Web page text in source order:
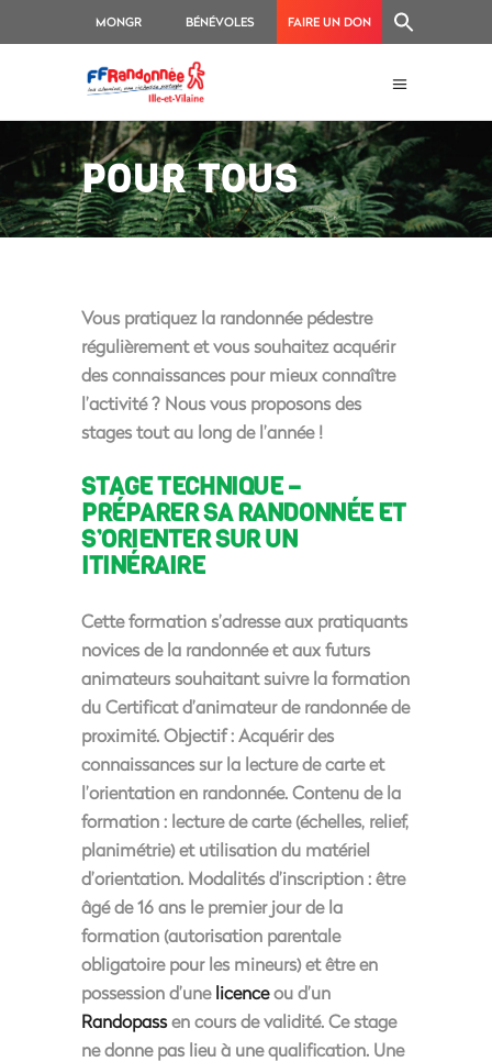
MONGR BÉNÉVOLES FAIRE UN DON
POUR TOUS
Vous pratiquez la randonnée pédestre
régulièrement et vous souhaitez acquérir
des connaissances pour mieux connaître
l’activité ? Nous vous proposons des
stages tout au long de l’année !
STAGE TECHNIQUE –
PRÉPARER SA RANDONNÉE ET
S’ORIENTER SUR UN
ITINÉRAIRE
Cette formation s’adresse aux pratiquants
novices de la randonnée et aux futurs
animateurs souhaitant suivre la formation
du Certificat d’animateur de randonnée de
proximité. Objectif : Acquérir des
connaissances sur la lecture de carte et
l’orientation en randonnée. Contenu de la
formation : lecture de carte (échelles, relief,
planimétrie) et utilisation du matériel
d’orientation. Modalités d’inscription : être
âgé de 16 ans le premier jour de la
formation (autorisation parentale
obligatoire pour les mineurs) et être en
possession d’unelicenceou d’un
Randopassen cours de validité. Ce stage
ne donne pas lieu à une qualification. Une